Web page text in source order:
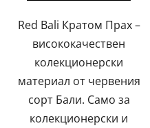
звезди.
Red Bali Кратом Прах –
висококачествен
колекционерски
материал от червения
сорт Бали. Само за
колекционерски и